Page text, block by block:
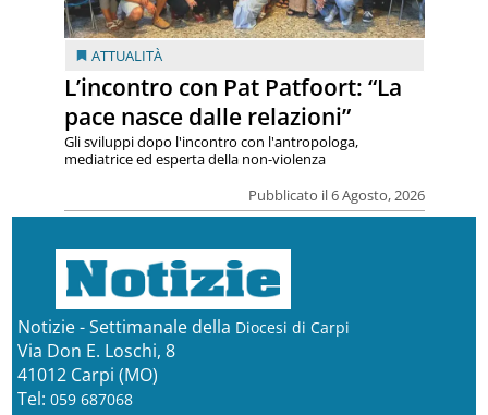
ATTUALITÀ
L’incontro con Pat Patfoort: “La
pace nasce dalle relazioni”
Pubblicato il 6 Agosto, 2026
Gli sviluppi dopo l'incontro con l'antropologa,
mediatrice ed esperta della non-violenza
Notizie - Settimanale della Diocesi di Carpi
Via Don E. Loschi, 8
41012 Carpi (MO)
Tel: 059 687068